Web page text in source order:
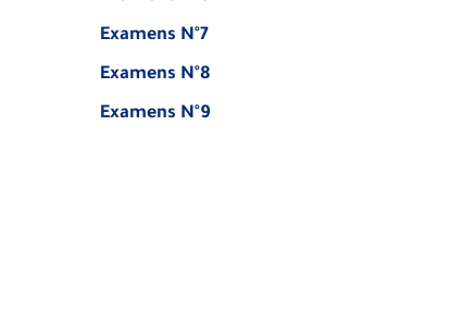
Examens N°7
Examens N°8
Examens N°9